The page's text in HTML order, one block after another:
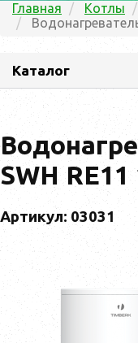
Главная Котлы
Каталог
SWH RE11
Артикул: 03031